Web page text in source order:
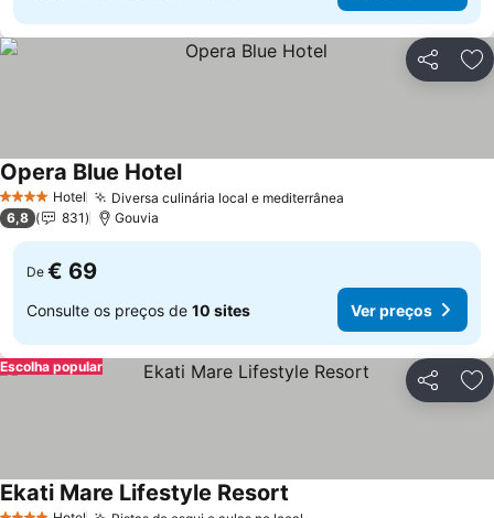
Partilhar
4 EstrelasHotel Diversa culinária local e mediterrânea
Opera Blue Hotel
6,8 831 Gouvia
De € 69
Consulte os preços de 10 sites Ver preços
Partilhar
Escolha popular
Ekati Mare Lifestyle Resort